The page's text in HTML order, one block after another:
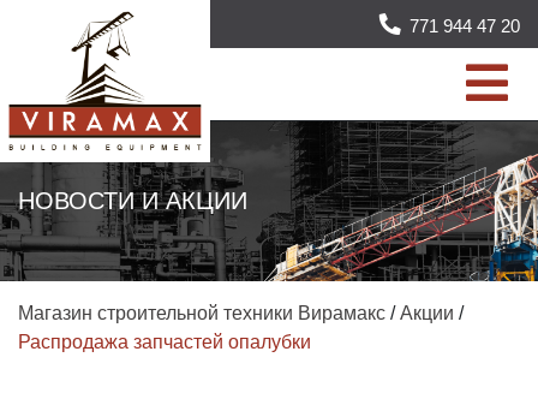
771 944 47 20
НОВОСТИ И АКЦИИ
Магазин строительной техники Вирамакс /Акции /
Распродажа запчастей опалубки